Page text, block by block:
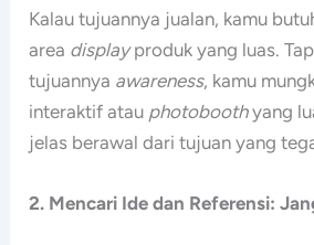
Kalau tujuannya jualan, kamu
area displayproduk yang luas.
tujuannya awareness, kamu
interaktif atau photoboothyang
jelas berawal dari tujuan yang
2. Mencari Ide dan Referensi: